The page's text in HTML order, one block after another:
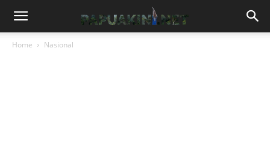
Home Nasional